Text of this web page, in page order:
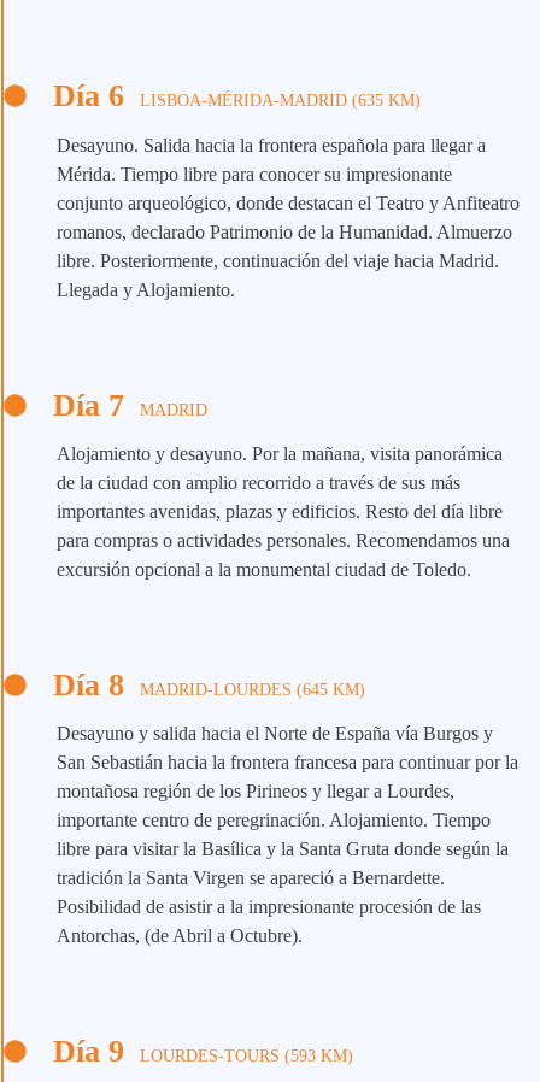
Día 6 LISBOA-MÉRIDA-MADRID (635 KM)
Desayuno. Salida hacia la frontera española para llegar a
Mérida. Tiempo libre para conocer su impresionante
conjunto arqueológico, donde destacan el Teatro y Anfiteatro
romanos, declarado Patrimonio de la Humanidad. Almuerzo
libre. Posteriormente, continuación del viaje hacia Madrid.
Llegada y Alojamiento.
Día 7 MADRID
Alojamiento y desayuno. Por la mañana, visita panorámica
de la ciudad con amplio recorrido a través de sus más
importantes avenidas, plazas y edificios. Resto del día libre
para compras o actividades personales. Recomendamos una
excursión opcional a la monumental ciudad de Toledo.
Día 8 MADRID-LOURDES (645 KM)
Desayuno y salida hacia el Norte de España vía Burgos y
San Sebastián hacia la frontera francesa para continuar por la
montañosa región de los Pirineos y llegar a Lourdes,
importante centro de peregrinación. Alojamiento. Tiempo
libre para visitar la Basílica y la Santa Gruta donde según la
tradición la Santa Virgen se apareció a Bernardette.
Posibilidad de asistir a la impresionante procesión de las
Antorchas, (de Abril a Octubre).
Día 9 LOURDES-TOURS (593 KM)